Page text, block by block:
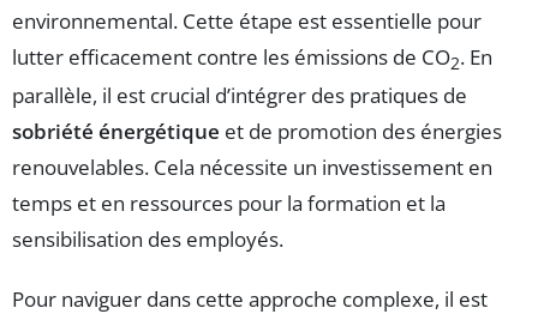
environnemental. Cette étape est essentielle pour
lutter efficacement contre les émissions de CO2. En
parallèle, il est crucial d’intégrer des pratiques de
sobriété énergétique et de promotion des énergies
renouvelables. Cela nécessite un investissement en
temps et en ressources pour la formation et la
sensibilisation des employés.
Pour naviguer dans cette approche complexe, il est